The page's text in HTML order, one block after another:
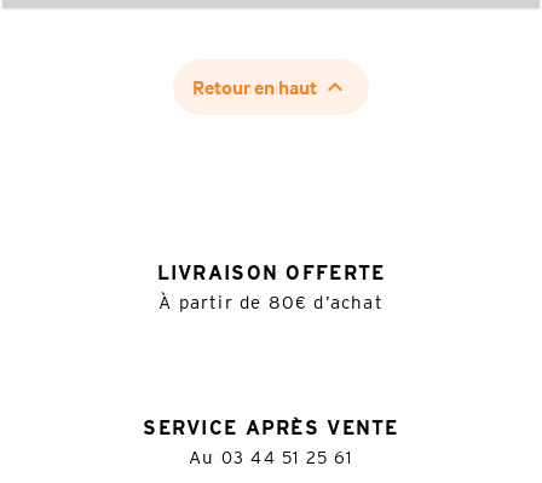
Retour en haut 
LIVRAISON OFFERTE
À partir de 80€ d’achat
SERVICE APRÈS VENTE
Au 03 44 51 25 61